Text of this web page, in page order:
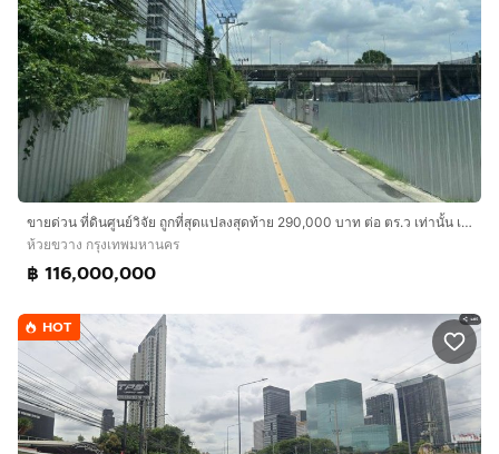
ขายด่วน ที่ดินศูนย์วิจัย ถูกที่สุดแปลงสุดท้าย 290,000 บาท ต่อ ตร.ว เท่านั้น เหมาะซื้อเก็งกำไร ทำบ้าน สวย ถูก ดี
ห้วยขวาง กรุงเทพมหานคร
฿ 116,000,000
HOT